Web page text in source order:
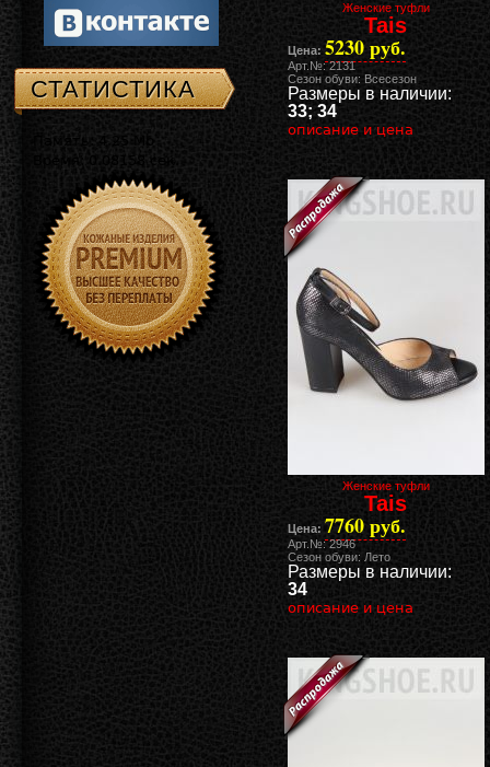
Женские туфли
Tais
Цена: 5230 руб.
Арт.№: 2131
Сезон обуви: Всесезон
Размеры в наличии:
33; 34
описание и цена
Женские туфли
Tais
Цена: 7760 руб.
Арт.№: 2946
Сезон обуви: Лето
Размеры в наличии:
34
описание и цена
СТАТИСТИКА
Память: 4.25 Mb
Время: 0.08158 сек.